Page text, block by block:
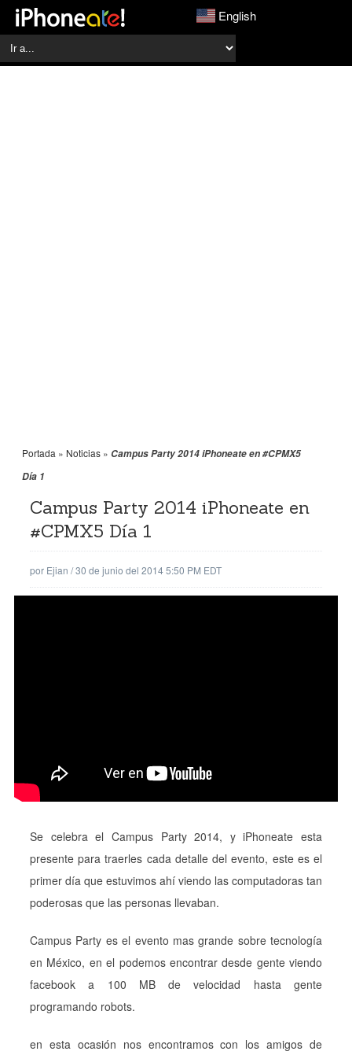
English
Portada » Noticias » Campus Party 2014 iPhoneate en #CPMX5
Día 1
Campus Party 2014 iPhoneate en
#CPMX5 Día 1
por Ejian /30 de junio del 2014 5:50 PM EDT
Se celebra el Campus Party 2014, y iPhoneate esta
presente para traerles cada detalle del evento, este es el
primer día que estuvimos ahí viendo las computadoras tan
poderosas que las personas llevaban.
Campus Party es el evento mas grande sobre tecnología
en México, en el podemos encontrar desde gente viendo
facebook a 100 MB de velocidad hasta gente
programando robots.
en esta ocasión nos encontramos con los amigos de